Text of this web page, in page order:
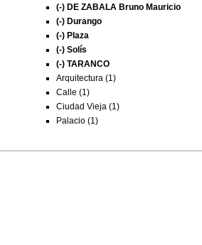
(-) DE ZABALA Bruno Mauricio
(-) Durango
(-) Plaza
(-) Solís
(-) TARANCO
Arquitectura (1)
Calle (1)
Ciudad Vieja (1)
Palacio (1)